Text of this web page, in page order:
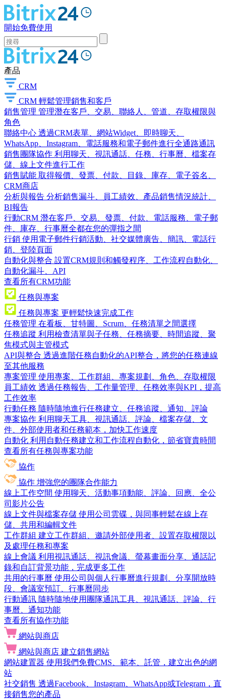
開始免費使用
產品
CRM
CRM 輕鬆管理銷售和客戶
銷售管理 管理潛在客戶、交易、聯絡人、管道、存取權限與
角色
聯絡中心 透過CRM表單、網站Widget、即時聊天、
WhatsApp、Instagram、電話服務和電子郵件進行全通路通訊
銷售團隊協作 利用聊天、視訊通話、任務、行事曆、檔案存
儲、線上文件進行工作
銷售賦能 取得報價、發票、付款、目錄、庫存、電子簽名、
CRM商店
分析與報告 分析銷售漏斗、員工績效、產品銷售情況統計、
BI報告
行動CRM 潛在客戶、交易、發票、付款、電話服務、電子郵
件、庫存、行事曆全都在您的彈指之間
行銷 使用電子郵件行銷活動、社交媒體廣告、簡訊、電話行
銷、登陸頁面
自動化與整合 設置CRM規則和觸發程序、工作流程自動化、
自動化漏斗、API
查看所有CRM功能
任務與專案
任務與專案 更輕鬆快速完成工作
任務管理 在看板、甘特圖、Scrum、任務清單之間選擇
任務追蹤 利用檢查清單與子任務、任務摘要、時間追蹤、聚
焦模式與主管模式
API與整合 透過進階任務自動化的API整合，將您的任務連線
至其他服務
專案管理 使用專案、工作群組、專案規劃、角色、存取權限
員工績效 透過任務報告、工作量管理、任務效率與KPI，提高
工作效率
行動任務 隨時隨地進行任務建立、任務追蹤、通知、評論
專案協作 利用聊天工具、視訊通話、評論、檔案存儲、文
件、外部使用者和任務範本，加快工作速度
自動化 利用自動任務建立和工作流程自動化，節省寶貴時間
查看所有任務與專案功能
協作
協作 增強您的團隊合作能力
線上工作空間 使用聊天、活動事項動能、評論、回應、全公
司影片公告
線上文件與檔案存儲 使用公司雲碟，與同事輕鬆在線上存
儲、共用和編輯文件
工作群組 建立工作群組、邀請外部使用者、設置存取權限以
及處理任務和專案
線上會議 利用視訊通話、視訊會議、螢幕畫面分享、通話記
錄和自訂背景功能，完成更多工作
共用的行事曆 使用公司與個人行事曆進行規劃、分享開放時
段、會議室預訂、行事曆同步
行動通訊 隨時隨地使用團隊通訊工具、視訊通話、評論、行
事曆、通知功能
查看所有協作功能
網站與商店
網站與商店 建立銷售網站
網站建置器 使用我們免費CMS、範本、託管，建立出色的網
站
社交銷售 透過Facebook、Instagram、WhatsApp或Telegram，直
接銷售您的產品